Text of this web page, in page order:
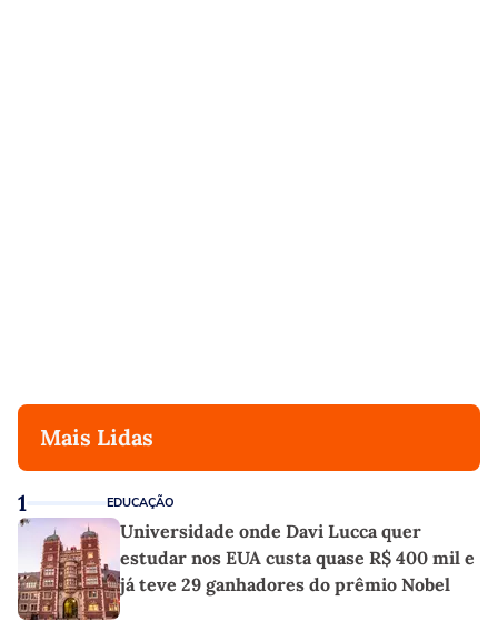
Mais Lidas
1 EDUCAÇÃO
Universidade onde Davi Lucca quer
estudar nos EUA custa quase R$ 400 mil e
já teve 29 ganhadores do prêmio Nobel